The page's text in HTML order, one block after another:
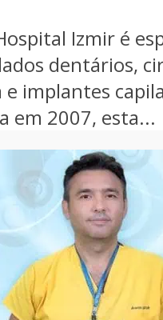
Izmir é
dentários,
e implantes
em 2007, esta...